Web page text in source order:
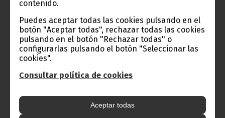
contenido.
Puedes aceptar todas las cookies pulsando en el
botón "Aceptar todas", rechazar todas las cookies
pulsando en el botón "Rechazar todas" o
configurarlas pulsando el botón "Seleccionar las
cookies".
Consultar política de cookies
Aceptar todas
Gobierno e Instituciones
Información de Guinea Ecuatorial